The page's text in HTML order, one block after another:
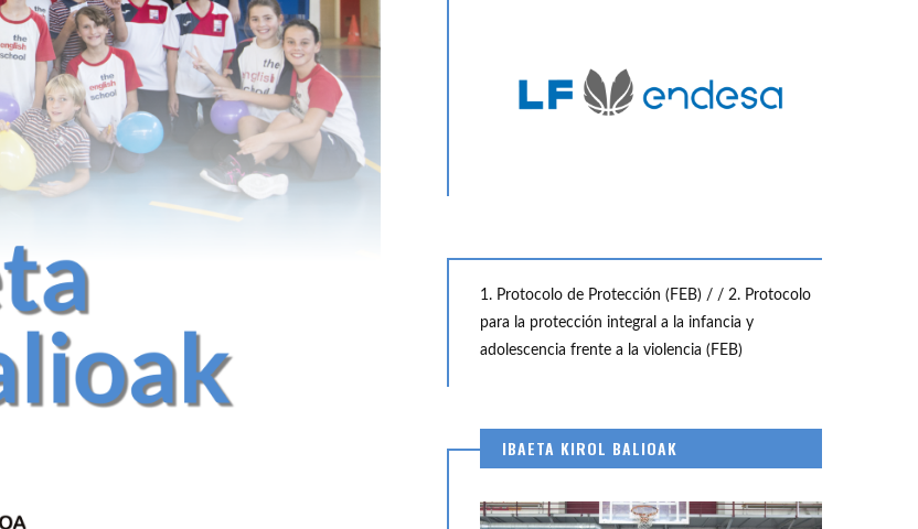
1. Protocolo de Protección (FEB) / / 2. Protocolo
para la protección integral a la infancia y
adolescencia frente a la violencia (FEB)
IBAETA KIROL BALIOAK